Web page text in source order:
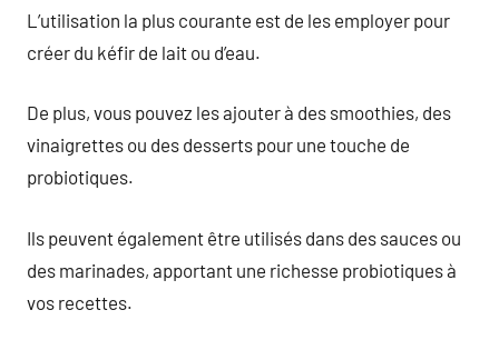
L’utilisation la plus courante est de les employer pour
créer du kéfir de lait ou d’eau.
De plus, vous pouvez les ajouter à des smoothies, des
vinaigrettes ou des desserts pour une touche de
probiotiques.
Ils peuvent également être utilisés dans des sauces ou
des marinades, apportant une richesse probiotiques à
vos recettes.